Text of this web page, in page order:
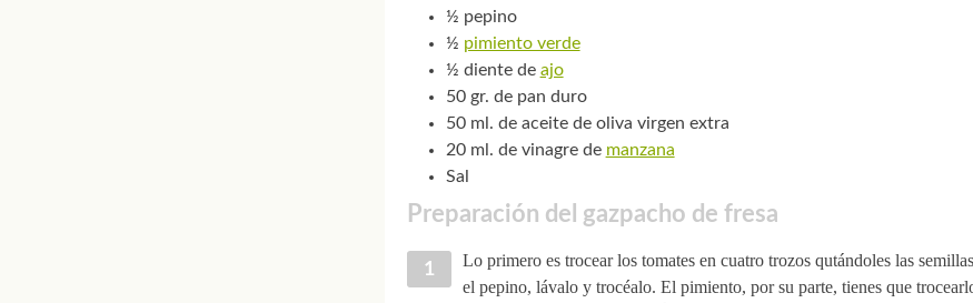
½ pepino
½ pimiento verde
½ diente de ajo
50 gr. de pan duro
50 ml. de aceite de oliva virgen extra
20 ml. de vinagre de manzana
Sal
Preparación del gazpacho de fresa
Lo primero es trocear los tomates en cuatro trozos qutándoles las
el pepino, lávalo y trocéalo. El pimiento, por su parte, tienes que